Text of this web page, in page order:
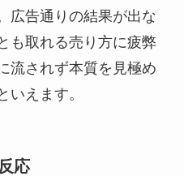
広告通りの結果が出な
も取れる売り方に疲弊
流されず本質を見極め
いえます。
応